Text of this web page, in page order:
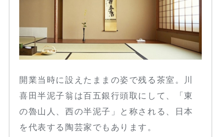
開業当時に設えたままの姿で残る茶室。川
喜田半泥子翁は百五銀行頭取にして、「東
の魯山人、西の半泥子」と称される、日本
を代表する陶芸家でもあります。